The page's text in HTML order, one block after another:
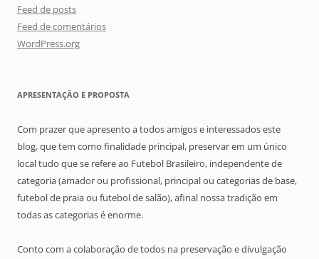
Feed de posts
Feed de comentários
WordPress.org
APRESENTAÇÃO E PROPOSTA
Com prazer que apresento a todos amigos e interessados este
blog, que tem como finalidade principal, preservar em um único
local tudo que se refere ao Futebol Brasileiro, independente de
categoria (amador ou profissional, principal ou categorias de base,
futebol de praia ou futebol de salão), afinal nossa tradição em
todas as categorias é enorme.
Conto com a colaboração de todos na preservação e divulgação